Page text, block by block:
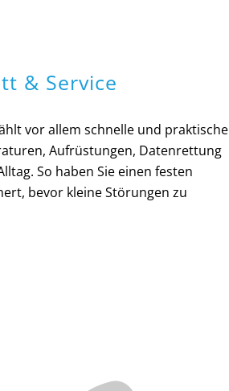
& Service
vor allem schnelle und praktische
Aufrüstungen, Datenrettung
So haben Sie einen festen
bevor kleine Störungen zu